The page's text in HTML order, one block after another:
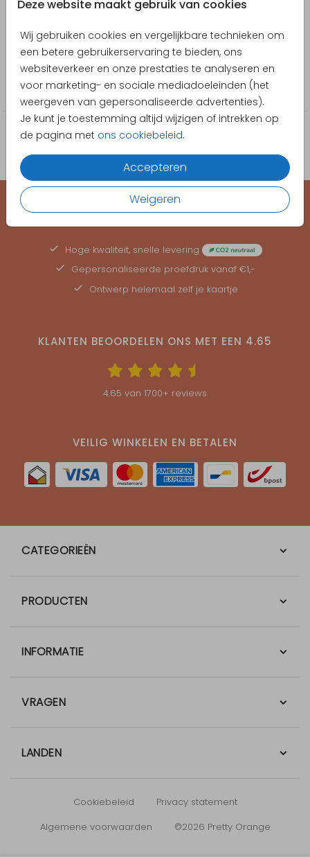
Deze website maakt gebruik van cookies
Wij gebruiken cookies en vergelijkbare technieken om
een betere gebruikerservaring te bieden, ons
websiteverkeer en onze prestaties te analyseren en
voor marketing- en sociale mediadoeleinden (het
weergeven van gepersonaliseerde advertenties).
Je kunt je toestemming altijd wijzigen of intrekken op
de pagina met ons cookiebeleid.
Accepteren
Weigeren
Pretty Orange
Collectie
Communie
Hoge kwaliteit, snelle levering
Gepersonaliseerde proefdruk vanaf €1,-
Ontwerp helemaal zelf je kaartje
KLANTEN BEOORDELEN ONS MET EEN 4.65
4.65 van 1700+ reviews
VEILIG WINKELEN EN BETALEN
CATEGORIEËN
PRODUCTEN
INFORMATIE
VRAGEN
LANDEN
Cookiebeleid
Privacy statement
Algemene voorwaarden
©2026 Pretty Orange